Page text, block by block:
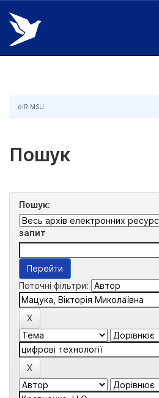
Skip
navigation
eIR MSU
Пошук
Пошук:
запит
Поточні фільтри: